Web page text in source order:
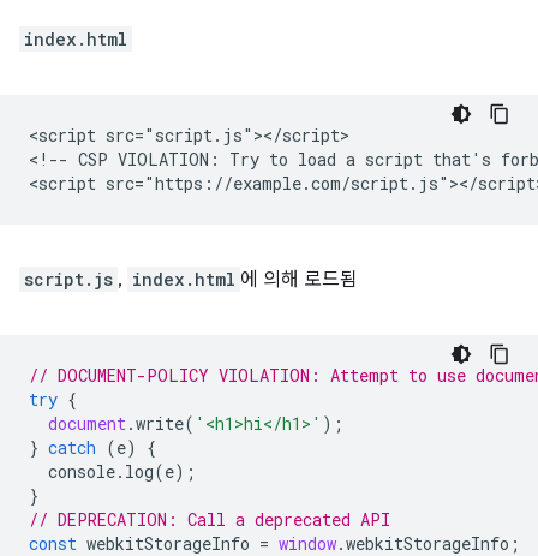
index.html
<script src="script.js"></script>
<!-- CSP VIOLATION: Try to load a script that's
script.js , index.html 에 의해 로드됨
// DOCUMENT-POLICY VIOLATION: Attempt to use
try {
document .write( '<h1>hi</h1>' );
} catch (e)
{
console. log(e);
}
// DEPRECATION: Call a deprecated API
const webkitStorageInfo = window.webkitStorageInfo ;